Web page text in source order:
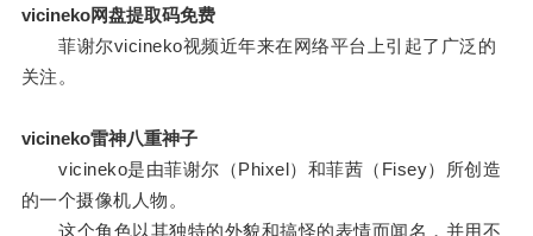
vicineko网盘提取码免费
菲谢尔vicineko视频近年来在网络平台上引起了广泛的
关注。
vicineko雷神八重神子
vicineko是由菲谢尔（Phixel）和菲茜（Fisey）所创造
的一个摄像机人物。
这个角色以其独特的外貌和搞怪的表情而闻名，并用不